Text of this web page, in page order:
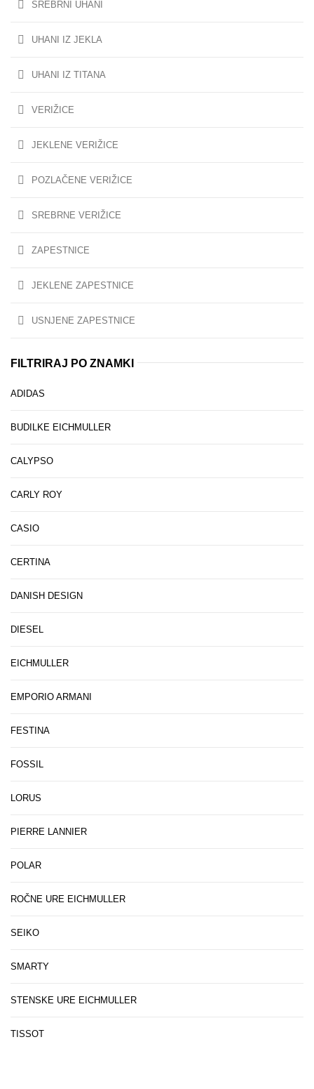
SREBRNI UHANI
UHANI IZ JEKLA
UHANI IZ TITANA
VERIŽICE
JEKLENE VERIŽICE
POZLAČENE VERIŽICE
SREBRNE VERIŽICE
ZAPESTNICE
JEKLENE ZAPESTNICE
USNJENE ZAPESTNICE
FILTRIRAJ PO ZNAMKI
ADIDAS
BUDILKE EICHMULLER
CALYPSO
CARLY ROY
CASIO
CERTINA
DANISH DESIGN
DIESEL
EICHMULLER
EMPORIO ARMANI
FESTINA
FOSSIL
LORUS
PIERRE LANNIER
POLAR
ROČNE URE EICHMULLER
SEIKO
SMARTY
STENSKE URE EICHMULLER
TISSOT